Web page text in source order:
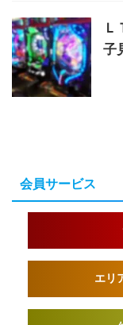
子
会員サービス
エリ